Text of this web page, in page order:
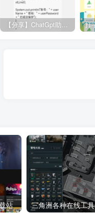
【分享】ChatGpt助手v1.24免注册直接使用
站 三角洲各种在线工具